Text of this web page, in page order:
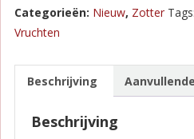
Circle
-
Bessen,
Categorieën: Nieuw, Zotter Tags:
Vruchten
Beschrijving
Beschrijving